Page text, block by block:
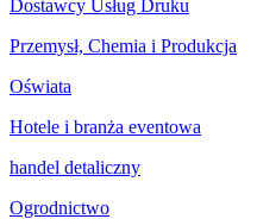
Dostawcy Usług Druku
Przemysł, Chemia i Produkcja
Oświata
Hotele i branża eventowa
handel detaliczny
Ogrodnictwo